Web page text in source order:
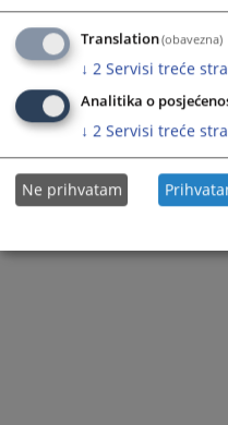
Translation(obavezna)
↓ 2 Servisi treće
Analitika o
↓ 2 Servisi treće
Ne prihvatam